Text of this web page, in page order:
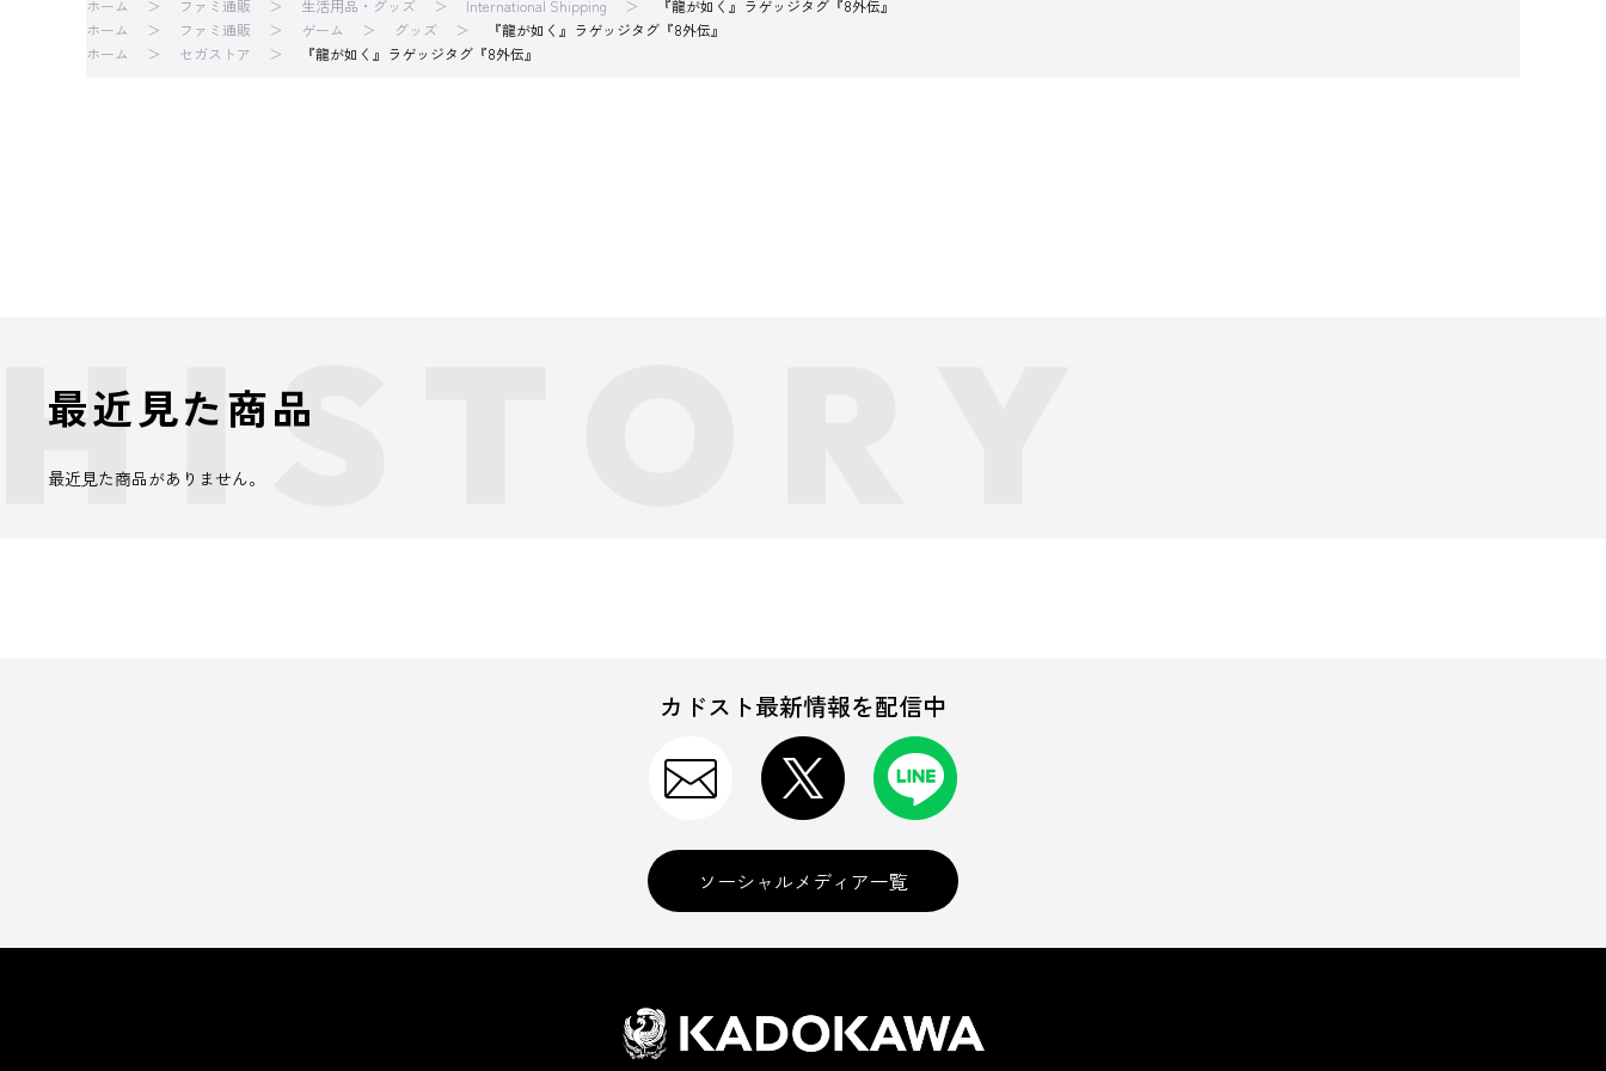
ホーム ファミ通販 生活用品・グッズ International Shipping
『龍が如く』ラゲッジタグ『8外伝』
ホーム
ファミ通販 ゲーム グッズ
『龍が如く』ラゲッジタグ『8外伝』
ホーム
セガストア 『龍が如く』ラゲッジタグ『8外伝』
最近見た商品
最近見た商品がありません。
カドスト最新情報を配信中
ソーシャルメディア一覧